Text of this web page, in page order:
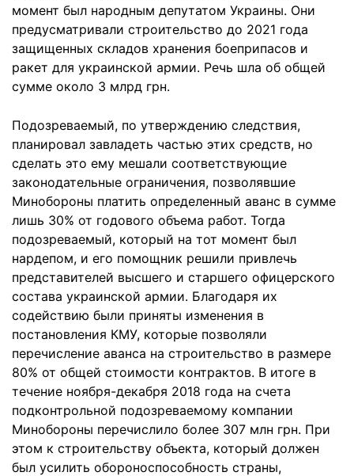
момент был народным депутатом Украины. Они
предусматривали строительство до 2021 года
защищенных складов хранения боеприпасов и
ракет для украинской армии. Речь шла об общей
сумме около 3 млрд грн.
Подозреваемый, по утверждению следствия,
планировал завладеть частью этих средств, но
сделать это ему мешали соответствующие
законодательные ограничения, позволявшие
Минобороны платить определенный аванс в сумме
лишь 30% от годового объема работ. Тогда
подозреваемый, который на тот момент был
нардепом, и его помощник решили привлечь
представителей высшего и старшего офицерского
состава украинской армии. Благодаря их
содействию были приняты изменения в
постановления КМУ, которые позволяли
перечисление аванса на строительство в размере
80% от общей стоимости контрактов. В итоге в
течение ноября-декабря 2018 года на счета
подконтрольной подозреваемому компании
Минобороны перечислило более 307 млн ​​грн. При
этом к строительству объекта, который должен
был усилить обороноспособность страны,